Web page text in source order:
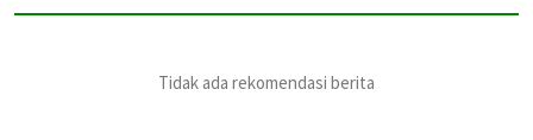
Tidak ada rekomendasi berita